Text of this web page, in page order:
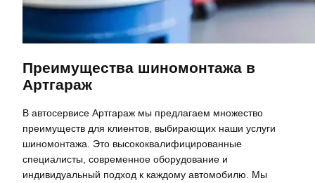
Преимущества шиномонтажа в
Артгараж
В автосервисе Артгараж мы предлагаем множество
преимуществ для клиентов, выбирающих наши услуги
шиномонтажа. Это высококвалифицированные
специалисты, современное оборудование и
индивидуальный подход к каждому автомобилю. Мы